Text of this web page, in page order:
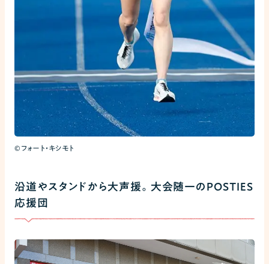
©フォート・キシモト
沿道やスタンドから大声援。大会随一のPOSTIES
応援団